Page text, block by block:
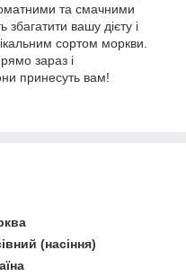
та смачними
вашу дієту і
сортом моркви.
зараз і
принесуть вам!
(насіння)